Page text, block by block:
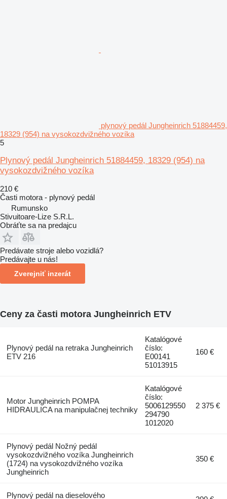
plynový pedál Jungheinrich 51884459,
18329 (954) na vysokozdvižného vozíka
5
Plynový pedál Jungheinrich 51884459, 18329 (954) na
vysokozdvižného vozíka
210 €
Časti motora - plynový pedál
Rumunsko
Stivuitoare-Lize S.R.L.
Obráťte sa na predajcu
Predávate stroje alebo vozidlá?
Predávajte u nás!
Zverejniť inzerát
Ceny za časti motora Jungheinrich ETV
Plynový pedál na retraka Jungheinrich
ETV 216
Katalógové
číslo:
E00141
51013915
160 €
Motor Jungheinrich POMPA
HIDRAULICA na manipulačnej techniky
Katalógové
číslo:
5006129550
294790
1012020
2 375 €
Plynový pedál Nožný pedál
vysokozdvižného vozíka Jungheinrich
(1724) na vysokozdvižného vozíka
Jungheinrich
350 €
Plynový pedál na dieselového